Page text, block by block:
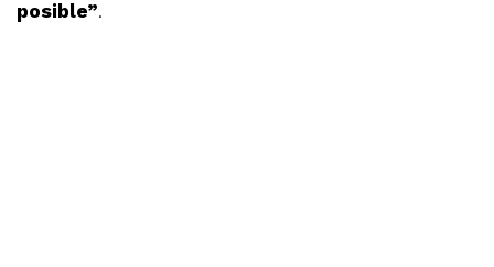
posible”.